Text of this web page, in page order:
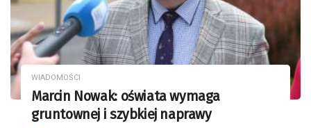
WIADOMOŚCI
Marcin Nowak: oświata wymaga
gruntownej i szybkiej naprawy